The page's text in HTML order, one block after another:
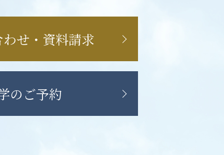
せ・資料請求
のご予約